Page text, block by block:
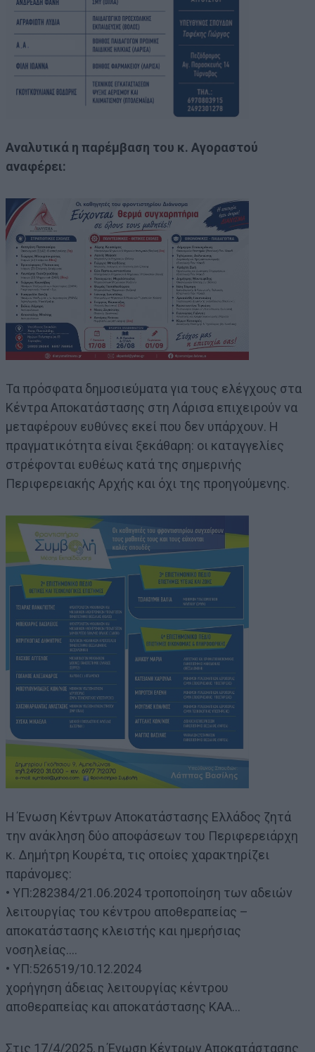
Αναλυτικά η παρέμβαση του κ. Αγοραστού
αναφέρει:
Τα πρόσφατα δημοσιεύματα για τους ελέγχους στα
Κέντρα Αποκατάστασης στη Λάρισα επιχειρούν να
μεταφέρουν ευθύνες εκεί που δεν υπάρχουν. Η
πραγματικότητα είναι ξεκάθαρη: οι καταγγελίες
στρέφονται ευθέως κατά της σημερινής
Περιφερειακής Αρχής και όχι της προηγούμενης.
Η Ένωση Κέντρων Αποκατάστασης Ελλάδος ζητά
την ανάκληση δύο αποφάσεων του Περιφερειάρχη
κ. Δημήτρη Κουρέτα, τις οποίες χαρακτηρίζει
παράνομες:
• ΥΠ:282384/21.06.2024 τροποποίηση των αδειών
λειτουργίας του κέντρου αποθεραπείας –
αποκατάστασης κλειστής και ημερήσιας
νοσηλείας….
• ΥΠ:526519/10.12.2024
χορήγηση άδειας λειτουργίας κέντρου
αποθεραπείας και αποκατάστασης ΚΑΑ…
Στις 17/4/2025, η Ένωση Κέντρων Αποκατάστασης